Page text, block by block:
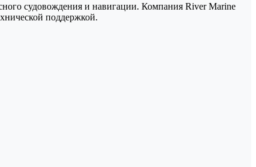
судовождения и навигации. Компания River Marine
поддержкой.